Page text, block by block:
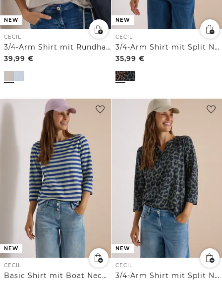
NEW
CECIL
3/4-Arm Shirt mit Rundhals und Struktur
39,99 €
NEW
CECIL
3/4-Arm Shirt mit Split Neck und Leo-Muster
35,99 €
NEW
CECIL
Basic Shirt mit Boat Neck und Streifen
NEW
CECIL
3/4-Arm Shirt mit Split Neck und Leo-Muster